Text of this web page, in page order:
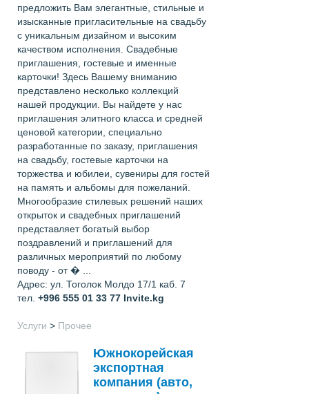
предложить Вам элегантные, стильные и
изысканные пригласительные на свадьбу
с уникальным дизайном и высоким
качеством исполнения. Свадебные
приглашения, гостевые и именные
карточки! Здесь Вашему вниманию
представлено несколько коллекций
нашей продукции. Вы найдете у нас
приглашения элитного класса и средней
ценовой категории, специально
разработанные по заказу, приглашения
на свадьбу, гостевые карточки на
торжества и юбилеи, сувениры для гостей
на память и альбомы для пожеланий.
Многообразие стилевых решений наших
открыток и свадебных приглашений
представляет богатый выбор
поздравлений и приглашений для
различных мероприятий по любому
поводу - от � ...
Адрес: ул. Тоголок Молдо 17/1 каб. 7
тел. +996 555 01 33 77 Invite.kg
Услуги > Прочее
Южнокорейская
экспортная
компания (авто,